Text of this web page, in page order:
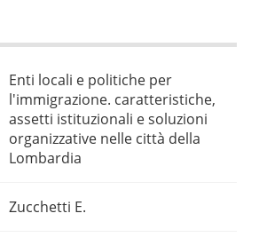
Enti locali e politiche per
l'immigrazione. caratteristiche,
assetti istituzionali e soluzioni
organizzative nelle città della
Lombardia
Zucchetti E.